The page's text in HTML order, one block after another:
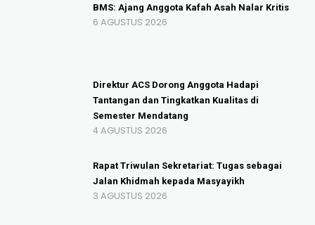
BMS: Ajang Anggota Kafah Asah Nalar Kritis
6 AGUSTUS 2026
Direktur ACS Dorong Anggota Hadapi
Tantangan dan Tingkatkan Kualitas di
Semester Mendatang
4 AGUSTUS 2026
Rapat Triwulan Sekretariat: Tugas sebagai
Jalan Khidmah kepada Masyayikh
3 AGUSTUS 2026